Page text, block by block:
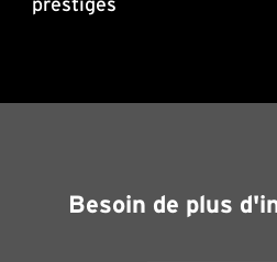
Besoin de plus